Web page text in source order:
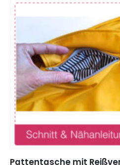
Pattentasche mit